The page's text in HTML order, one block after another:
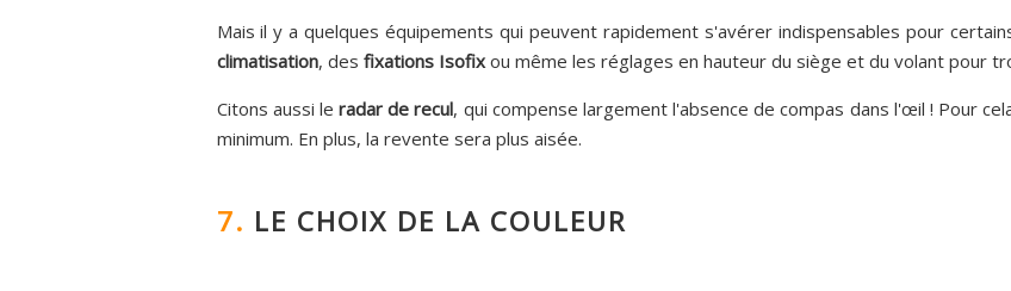
Mais il y a quelques équipements qui peuvent rapidement s'avérer indispensables pour
climatisation, des fixations Isofixou même les réglages en hauteur du siège et du volant pour
Citons aussi leradar de recul, qui compense largement l'absence de compas dans l'œil ! Pour
minimum. En plus, la revente sera plus aisée.
7. LE CHOIX DE LA COULEUR